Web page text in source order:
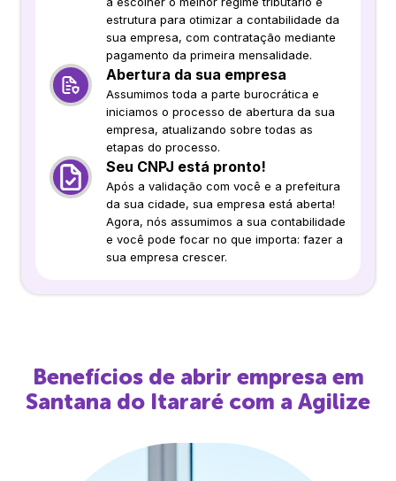
estrutura para otimizar a contabilidade da
sua empresa, com contratação mediante
pagamento da primeira mensalidade.
Abertura da sua empresa
Assumimos toda a parte burocrática e
iniciamos o processo de abertura da sua
empresa, atualizando sobre todas as
etapas do processo.
Seu CNPJ está pronto!
Após a validação com você e a prefeitura
da sua cidade, sua empresa está aberta!
Agora, nós assumimos a sua contabilidade
e você pode focar no que importa: fazer a
sua empresa crescer.
Benefícios de abrir empresa em
Santana do Itararé com a Agilize